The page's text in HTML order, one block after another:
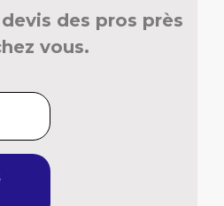
des pros près
vous.